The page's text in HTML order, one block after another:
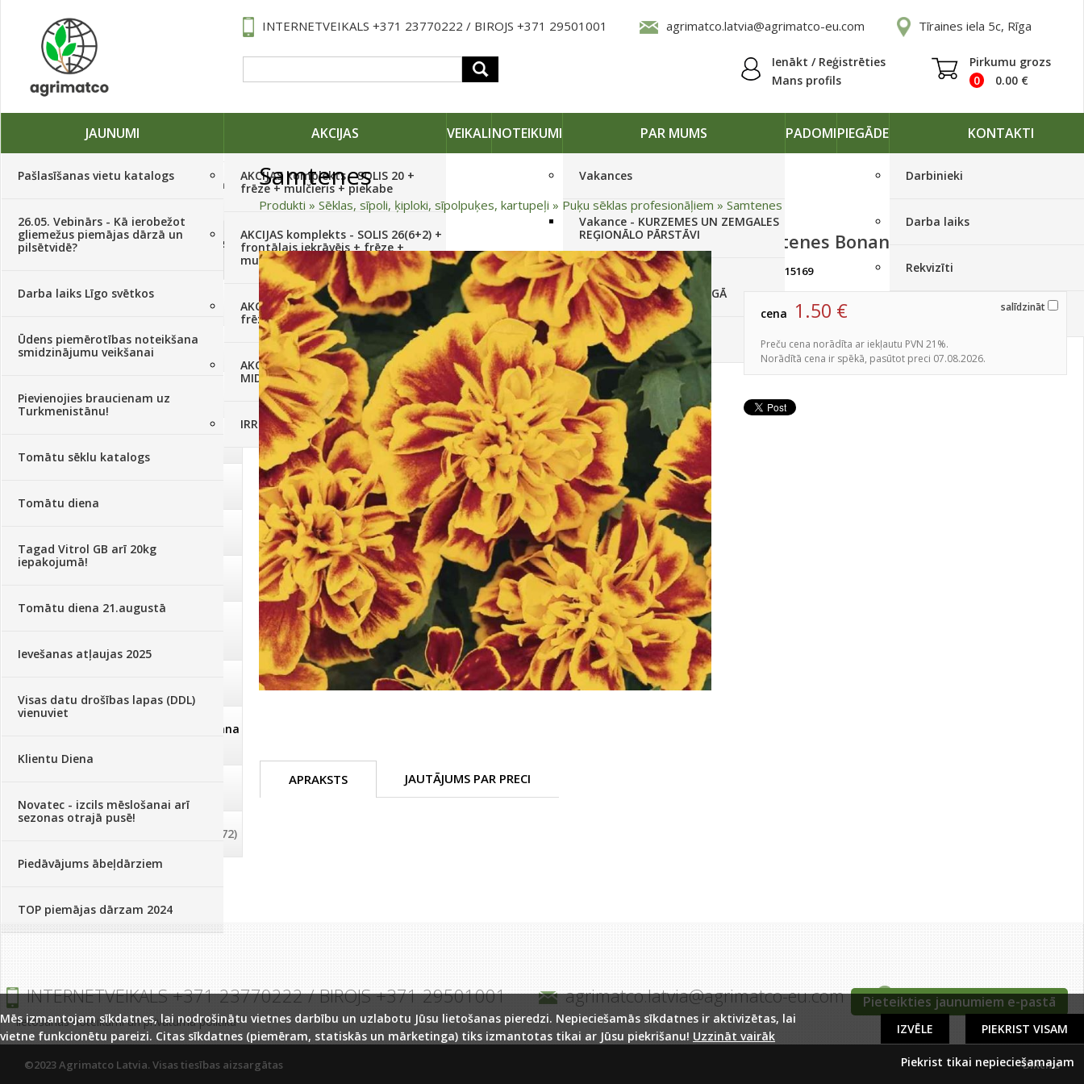
INTERNETVEIKALS +371 23770222 / BIROJS +371 29501001 agrimatco.latvia@agrimatco-eu.com Tīraines iela 5c, Rīga
Ienākt / Reģistrēties
Mans profils
Pirkumu grozs
0
0.00 €
JAUNUMI
Pašlasīšanas vietu katalogs
26.05. Vebinārs - Kā ierobežot
gliemežus piemājas dārzā un
pilsētvidē?
Darba laiks Līgo svētkos
Ūdens piemērotības noteikšana
smidzinājumu veikšanai
Pievienojies braucienam uz
Turkmenistānu!
Tomātu sēklu katalogs
Tomātu diena
Tagad Vitrol GB arī 20kg
iepakojumā!
Tomātu diena 21.augustā
Ievešanas atļaujas 2025
Visas datu drošības lapas (DDL)
vienuviet
Klientu Diena
Novatec - izcils mēslošanai arī
sezonas otrajā pusē!
Piedāvājums ābeļdārziem
TOP piemājas dārzam 2024
AKCIJAS
AKCIJAS komplekts - SOLIS 20 +
frēze + mulčieris + piekabe
AKCIJAS komplekts - SOLIS 26(6+2) +
frontālais iekrāvējs + frēze +
mulčieris + piekabe
AKCIJAS komplekts - SOLIS 26 HST +
frēze + mulčieris
AKCIJAS komplekts - SOLIS 26 HST +
MID MOWER + piekabe
IRRITEC Pilienlaistīšanas komplekti
VEIKALINOTEIKUMI PAR MUMS
Vakances
Vakance - KURZEMES UN ZEMGALES
REĢIONĀLO PĀRSTĀVI
Vakance - NOLIKTAVAS
STRĀDNIEKU VEIKALĀ RĪGĀ
Pieteikties jaunumiem
PADOMIPIEGĀDE KONTAKTI
Darbinieki
Darba laiks
Rekvizīti
Traktori, tehnika, rezerves daļas,
Sēklas, sīpoli, ķiploki, sīpolpuķes,
kartupeļi
Augu aizsardzība(366)
Mēslojumi(495)
Augsne, kūdra, mulča
Dezinfekcija, tīrīšana, mazgāšana
(72)
Samtenes
Produkti » Sēklas, sīpoli, ķiploki, sīpolpuķes, kartupeļi » Puķu sēklas profesionāļiem » Samtenes
Samtenes Bonanza Bee 100 s
artikuls:15169
salīdzināt
cena 1.50 €
Preču cena norādīta ar iekļautu PVN 21%.
Norādītā cena ir spēkā, pasūtot preci 07.08.2026.
APRAKSTS JAUTĀJUMS PAR PRECI
Pieteikties jaunumiem e-pastā
INTERNETVEIKALS +371 23770222 / BIROJS +371 29501001 agrimatco.latvia@agrimatco-eu.com Tīraines iela 5c, Rīga
lietošanas noteikumi un privātuma politika
DIRcms
©2023 Agrimatco Latvia. Visas tiesības aizsargātas
Mēs izmantojam sīkdatnes, lai nodrošinātu vietnes darbību un uzlabotu Jūsu lietošanas pieredzi. Nepieciešamās sīkdatnes ir aktivizētas, lai
vietne funkcionētu pareizi. Citas sīkdatnes (piemēram, statiskās un mārketinga) tiks izmantotas tikai ar Jūsu piekrišanu! Uzzināt vairāk PIEKRIST VISAM
IZVĒLE
Piekrist tikai nepieciešamajam